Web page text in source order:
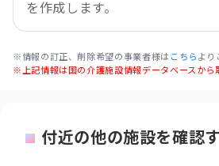
を作成します。
※情報の訂正、削除希望の事業者様は こちら より
※上記情報は国の介護施設情報データベースから
付近の他の施設を確認